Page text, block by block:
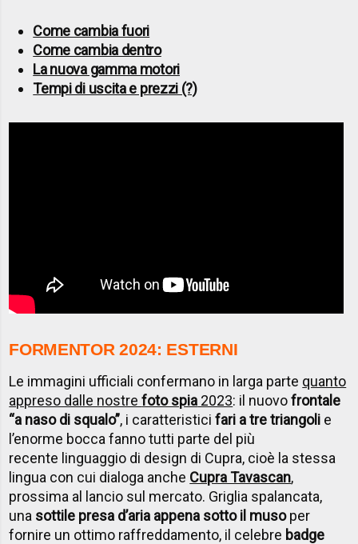
Come cambia fuori
Come cambia dentro
La nuova gamma motori
Tempi di uscita e prezzi (?)
FORMENTOR 2024: ESTERNI
Le immagini ufficiali confermano in larga parte quanto
appreso dalle nostrefoto spia 2023: il nuovofrontale
“a naso di squalo”, i caratteristicifari a tre triangoli e
l’enorme bocca fanno tutti parte del più
recente linguaggio di design di Cupra, cioè la stessa
lingua con cui dialoga anche Cupra Tavascan,
prossima al lancio sul mercato. Griglia spalancata,
una sottile presa d’aria appena sotto il musoper
fornire un ottimo raffreddamento, il celebre badge